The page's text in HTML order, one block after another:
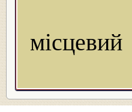
місцевий